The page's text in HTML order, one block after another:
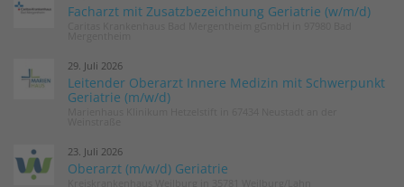
Facharzt mit Zusatzbezeichnung Geriatrie (w/m/d)
29. Juli 2026
Leitender Oberarzt Innere Medizin mit Schwerpunkt
Geriatrie (m/w/d)
23. Juli 2026
Oberarzt (m/w/d) Geriatrie